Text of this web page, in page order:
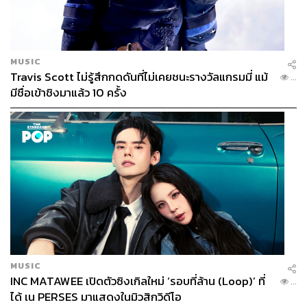
MUSIC
Travis Scott ไม่รู้สึกกดดันที่ไม่เคยชนะรางวัลแกรมมี่ แม้
มีชื่อเข้าชิงมาแล้ว 10 ครั้ง
...
MUSIC
INC MATAWEE เปิดตัวซิงเกิลใหม่ ‘รอบที่ล้าน (Loop)’ ที่
ได้ เน PERSES มาแสดงในมิวสิกวิดีโอ
...